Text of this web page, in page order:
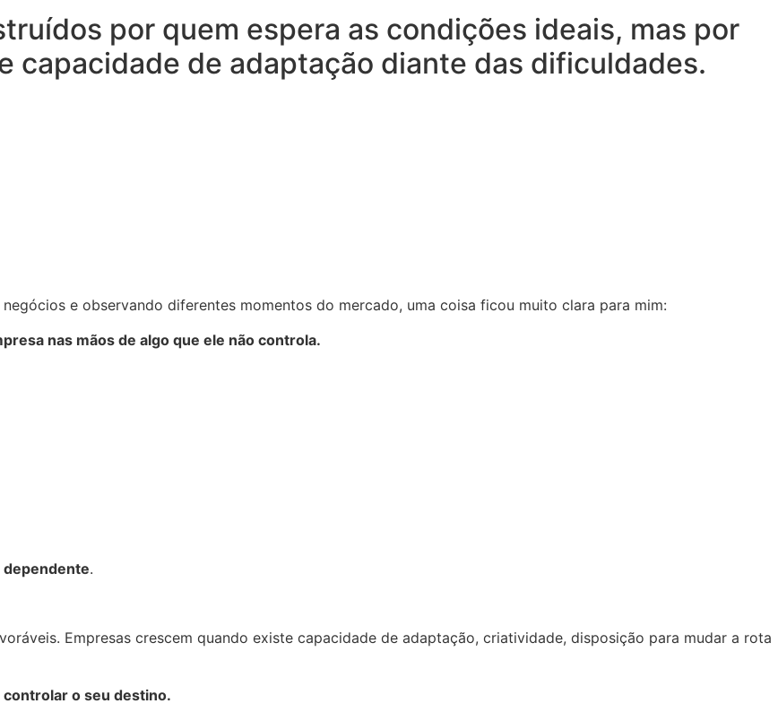
por quem espera as condições ideais, mas por
capacidade de adaptação diante das dificuldades.
e observando diferentes momentos do mercado, uma coisa ficou muito clara para mim:
nas mãos de algo que ele não controla.
dependente.
Empresas crescem quando existe capacidade de adaptação, criatividade, disposição para mudar a rota
o seu destino.